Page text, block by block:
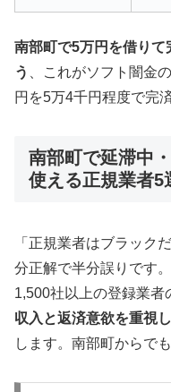
南部町で5万円を借り
う
、これがソフト闇金
円を5万4千円程度で完
南部町で延滞中
使える正規業者5
「正規業者はブラック
分正解で半分誤りです
1,500社以上の登録業者
収入と返済意欲を重視
します。南部町からで